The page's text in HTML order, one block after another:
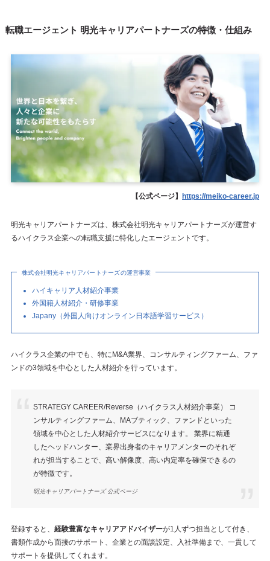
転職エージェント 明光キャリアパートナーズの特徴・仕組み
【公式ページ】 https://meiko-career.jp
明光キャリアパートナーズは、株式会社明光キャリアパートナーズが運営す
るハイクラス企業への転職支援に特化したエージェントです。
株式会社明光キャリアパートナーズの運営事業
ハイキャリア人材紹介事業
外国籍人材紹介・研修事業
Japany（外国人向けオンライン日本語学習サービス）
ハイクラス企業の中でも、特にM&A業界、コンサルティングファーム、ファ
ンドの3領域を中心とした人材紹介を行っています。
STRATEGY CAREER/Reverse（ハイクラス人材紹介事業） コ
ンサルティングファーム、MAブティック、ファンドといった
領域を中心とした人材紹介サービスになります。 業界に精通
したヘッドハンター、業界出身者のキャリアメンターのそれぞ
れが担当することで、高い解像度、高い内定率を確保できるの
が特徴です。
明光キャリアパートナーズ 公式ページ
登録すると、 経験豊富なキャリアアドバイザーが1人ずつ担当として付き、
書類作成から面接のサポート、企業との面談設定、入社準備まで、一貫して
サポートを提供してくれます。